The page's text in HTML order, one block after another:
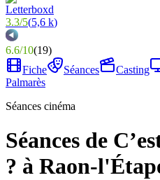
3.3/5(5,6 k)
6.6/10(19)
Fiche
Séances Casting
Palmarès
Séances cinéma
Séances de
? à Raon-